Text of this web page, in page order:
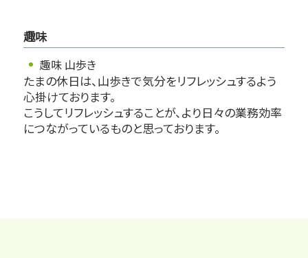
趣味
趣味 山歩き
たまの休日は、山歩きで気分をリフレッシュするよう
心掛けております。
こうしてリフレッシュすることが、より日々の業務効率
につながっているものと思っております。